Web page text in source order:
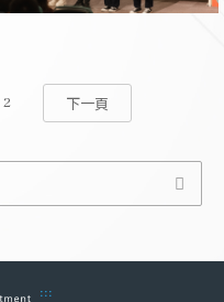
2 下一頁
:::